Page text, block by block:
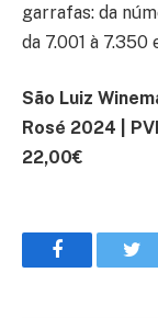
garrafas: da
da 7.001 à
São Luiz
Rosé 2024 |
22,00€
Facebook